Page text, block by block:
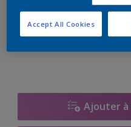
Ajouter à
Accept All Cookies